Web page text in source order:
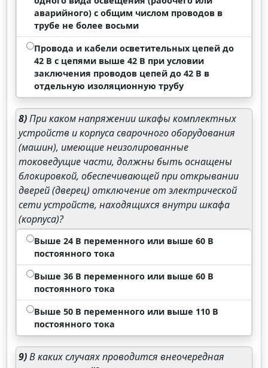
аварийного) с общим числом проводов в
трубе не более восьми
Провода и кабели осветительных цепей до
42 В с цепями выше 42 В при условии
заключения проводов цепей до 42 В в
отдельную изоляционную трубу
8)При каком напряжении шкафы комплектных
устройств и корпуса сварочного оборудования
(машин), имеющие неизолированные
токоведущие части, должны быть оснащены
блокировкой, обеспечивающей при открывании
дверей (дверец) отключение от электрической
сети устройств, находящихся внутри шкафа
(корпуса)?
Выше 24 В переменного или выше 60 В
постоянного тока
Выше 36 В переменного или выше 60 В
постоянного тока
Выше 50 В переменного или выше 110 В
постоянного тока
9)В каких случаях проводится внеочередная